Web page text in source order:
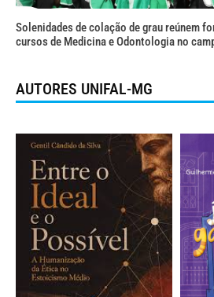
Solenidades de colação de grau reúnem
cursos de Medicina e Odontologia no
AUTORES UNIFAL-MG